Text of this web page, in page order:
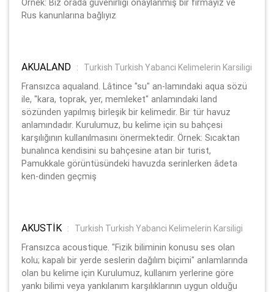
Rus kanunlarına bağlıyız
AKUALAND :
Turkish Turkish Yabanci Kelimelerin Karsiligi
Fransızca aqualand. Lâtince "su" an-lamındaki aqua sözü
ile, "kara, toprak, yer, memleket" anlamındaki land
sözünden yapılmış birleşik bir kelimedir. Bir tür havuz
anlamındadır. Kurulumuz, bu kelime için su bahçesi
karşılığının kullanılmasını önermektedir. Örnek: Sıcaktan
bunalınca kendisini su bahçesine atan bir turist,
Pamukkale görüntüsündeki havuzda serinlerken âdeta
ken-dinden geçmiş
AKUSTİK :
Turkish Turkish Yabanci Kelimelerin Karsiligi
Fransızca acoustique. "Fizik biliminin konusu ses olan
kolu; kapalı bir yerde seslerin dağılım biçimi" anlamlarında
olan bu kelime için Kurulumuz, kullanım yerlerine göre
yankı bilimi veya yankılanım karşılıklarının uygun olduğu